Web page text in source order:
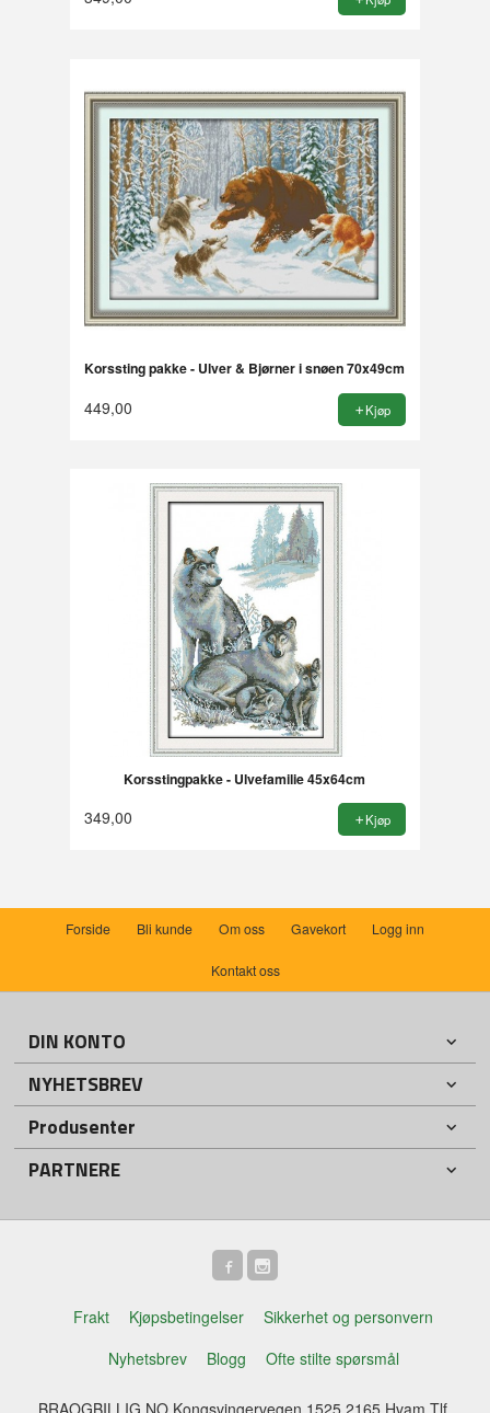
Korssting pakke - Ulver & Bjørner i snøen 70x49cm
449,00 Kjøp
Korsstingpakke - Ulvefamilie 45x64cm
349,00 Kjøp
Forside Bli kunde Om oss Gavekort Logg inn
Kontakt oss
DIN KONTO
NYHETSBREV
Produsenter
PARTNERE
Frakt Kjøpsbetingelser
Sikkerhet og personvern
Nyhetsbrev
Blogg Ofte stilte spørsmål